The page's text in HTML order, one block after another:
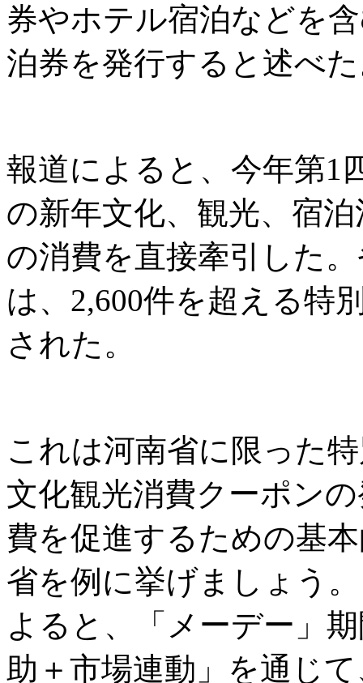
券やホテル宿泊などを
泊券を発行すると述べ
報道によると、今年第1
の新年文化、観光、宿
の消費を直接牽引した
は、2,600件を超える特
された。
これは河南省に限った
文化観光消費クーポン
費を促進するための基
省を例に挙げましょう
よると、「メーデー」
助＋市場連動」を通じ